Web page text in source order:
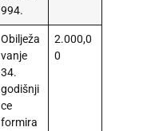
994.
Obilježa
vanje
34.
godišnji
ce
formira
2.000,0
0